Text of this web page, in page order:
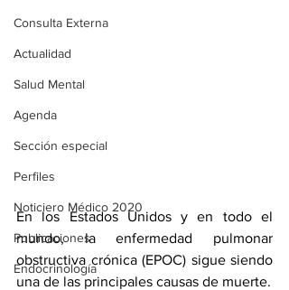
Consulta Externa
Actualidad
Salud Mental
Agenda
Sección especial
Perfiles
Noticiero Médico 2020
Publicaciones
Endocrinología
En los Estados Unidos y en todo el
mundo, la enfermedad pulmonar
obstructiva crónica
una de las principales causas de muerte